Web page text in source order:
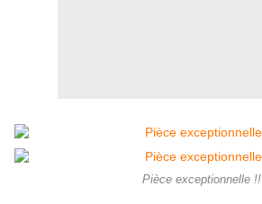
Pièce exceptionnelle !!